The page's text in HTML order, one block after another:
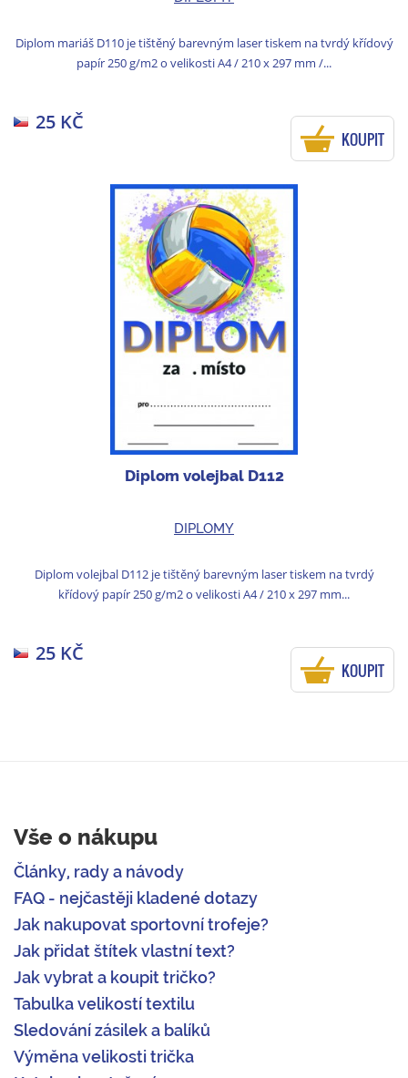
Diplom mariáš D110 je tištěný barevným laser tiskem na tvrdý křídový
papír 250 g/m2 o velikosti A4 / 210 x 297 mm /...
25 KČ
KOUPIT
Diplom volejbal D112
DIPLOMY
Diplom volejbal D112 je tištěný barevným laser tiskem na tvrdý
křídový papír 250 g/m2 o velikosti A4 / 210 x 297 mm...
25 KČ
KOUPIT
Vše o nákupu
Články, rady a návody
FAQ - nejčastěji kladené dotazy
Jak nakupovat sportovní trofeje?
Jak přidat štítek vlastní text?
Jak vybrat a koupit tričko?
Tabulka velikostí textilu
Sledování zásilek a balíků
Výměna velikosti trička